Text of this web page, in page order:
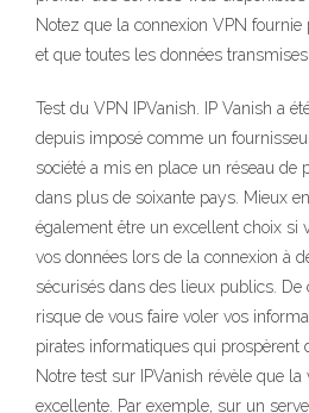
Notez que la connexion VPN fournie
et que toutes les données
Test du VPN IPVanish. IP Vanish a
depuis imposé comme un
société a mis en place un réseau de
dans plus de soixante pays. Mieux
également être un excellent choix si
vos données lors de la connexion à
sécurisés dans des lieux publics. De
risque de vous faire voler vos
pirates informatiques qui prospèrent
Notre test sur IPVanish révèle que la
excellente. Par exemple, sur un